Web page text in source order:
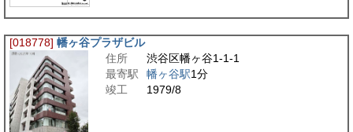
[018778] 幡ヶ谷プラザビル
住所
渋谷区幡ヶ谷1-1-1
最寄駅
幡ヶ谷駅1分
竣工
1979/8